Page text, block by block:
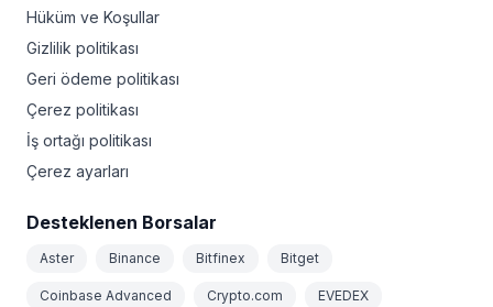
Hüküm ve Koşullar
Gizlilik politikası
Geri ödeme politikası
Çerez politikası
İş ortağı politikası
Çerez ayarları
Desteklenen Borsalar
Aster Binance Bitfinex Bitget
Coinbase Advanced Crypto.com EVEDEX